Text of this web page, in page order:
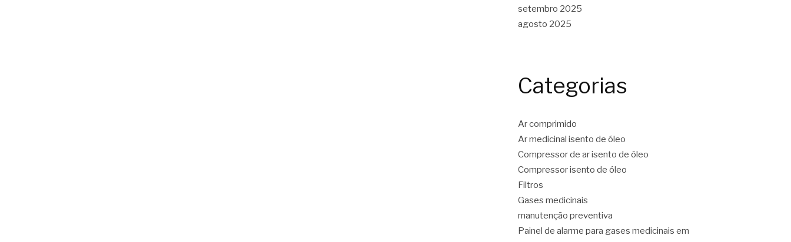
setembro 2025
agosto 2025
Categorias
Ar comprimido
Ar medicinal isento de óleo
Compressor de ar isento de óleo
Compressor isento de óleo
Filtros
Gases medicinais
manutenção preventiva
Painel de alarme para gases medicinais em